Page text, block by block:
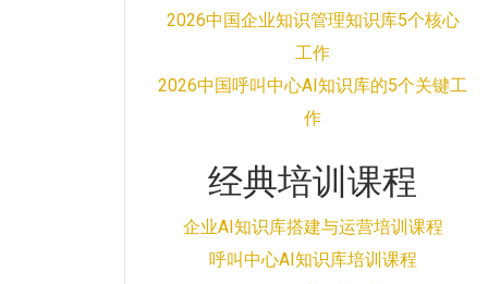
2026中国企业知识管理知识库5个核心
工作
2026中国呼叫中心AI知识库的5个关键工
作
经典培训课程
企业AI知识库搭建与运营培训课程
呼叫中心AI知识库培训课程